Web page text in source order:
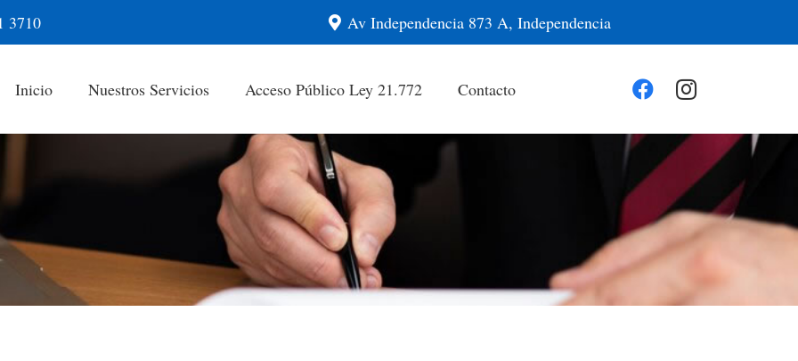
3710 Av Independencia 873 A, Independencia
Inicio Nuestros Servicios Acceso Público Ley 21.772 Contacto